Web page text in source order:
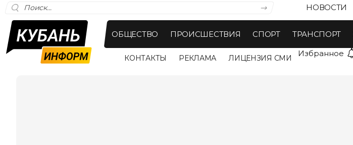
НОВОСТИ
ОБЩЕСТВО ПРОИСШЕСТВИЯ СПОРТ ТРАНСПОРТ
КОНТАКТЫ РЕКЛАМА ЛИЦЕНЗИЯ СМИ Избранное